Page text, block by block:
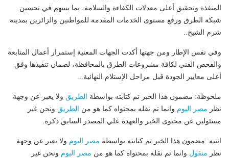
المنفذة وتحقيق أعلى معدلات الكفاءة والسلامة، بما يسهم في تحسين
شبكة الطرق ورفع مستوى الخدمات المقدمة للمواطنين والزائرين بمدينة
شرم الشيخ..
وفي نفس الإطار ومن جهتها أكدت الجهات المعنية إستمرار أعمال المتابعة
والفحص الفني لكافة مشروعات الطرق بالمحافظة، لضمان تنفيذها وفق
أعلى معايير الجودة قبل مراحل الإستلام النهائية...
ملحوظة: مضمون هذا الخبر تم كتابته بواسطة الطريق ولا يعبر عن وجهة
نظر مصر اليوم وانما تم نقله بمحتواه كما هو من الطريق ونحن غير
مسئولين عن محتوى الخبر والعهدة علي المصدر السابق ذكرة.
انتبه: مضمون هذا الخبر تم كتابته بواسطة مصر اليوم ولا يعبر عن وجهة
نظر منقول وانما تم نقله بمحتواه كما هو من مصر اليوم ونحن غير